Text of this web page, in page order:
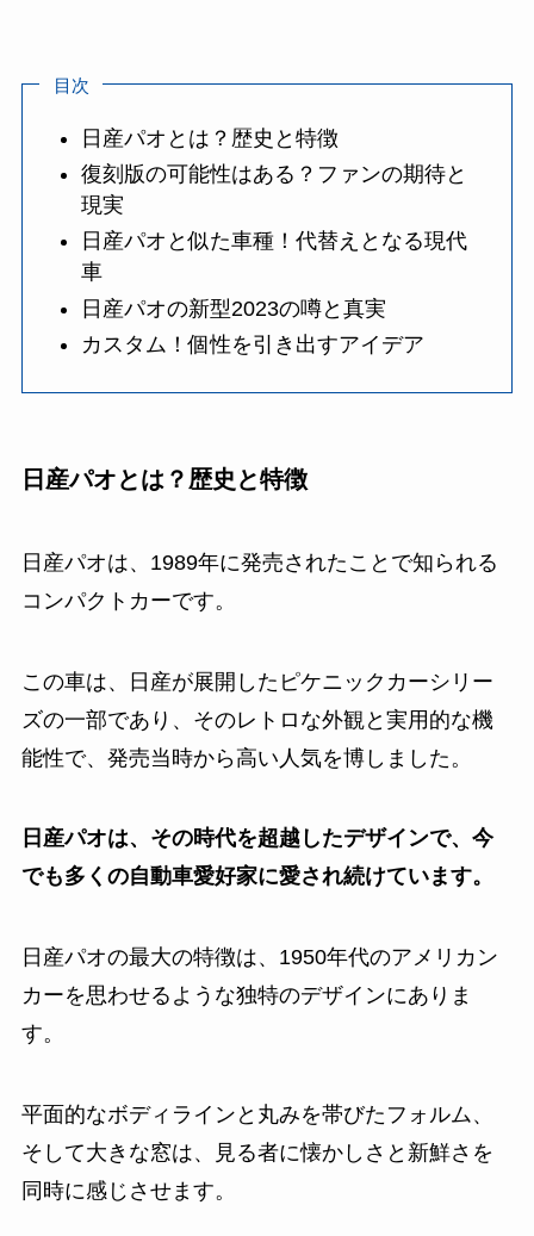
目次
日産パオとは？歴史と特徴
復刻版の可能性はある？ファンの期待と
現実
日産パオと似た車種！代替えとなる現代
車
日産パオの新型2023の噂と真実
カスタム！個性を引き出すアイデア
日産パオとは？歴史と特徴
日産パオは、1989年に発売されたことで知られる
コンパクトカーです。
この車は、日産が展開したピケニックカーシリー
ズの一部であり、そのレトロな外観と実用的な機
能性で、発売当時から高い人気を博しました。
日産パオは、その時代を超越したデザインで、今
でも多くの自動車愛好家に愛され続けています。
日産パオの最大の特徴は、1950年代のアメリカン
カーを思わせるような独特のデザインにありま
す。
平面的なボディラインと丸みを帯びたフォルム、
そして大きな窓は、見る者に懐かしさと新鮮さを
同時に感じさせます。